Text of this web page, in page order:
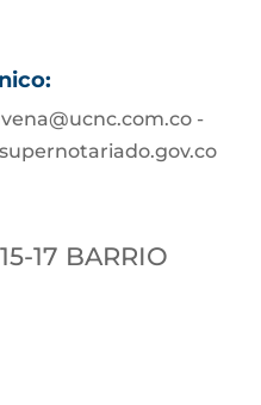
-
17 BARRIO